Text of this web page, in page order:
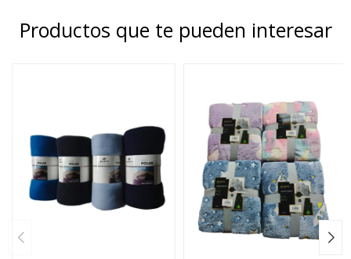
Productos que te pueden interesar